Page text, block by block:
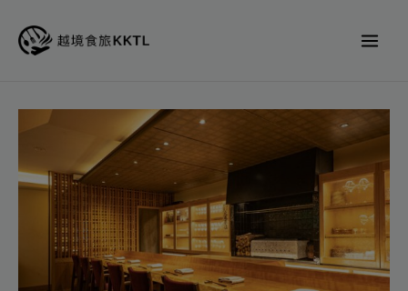
(New
Wonderful
Companions
feat.
Kakuland）
代